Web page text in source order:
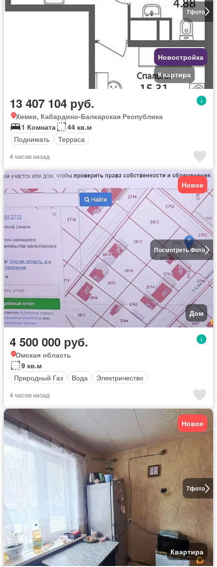
7фото
Новостройка
Квартира
13 407 104 руб.
Химки, Кабардино-Балкарская Республика
1 Комната
44 кв.м
Поднимать
Терраса
4 часов назад
Посмотреть Фото
Новое
Дом
4 500 000 руб.
Омская область
9 кв.м
Природный Газ
Вода Электричество
4 часов назад
7фото
Новое
Квартира